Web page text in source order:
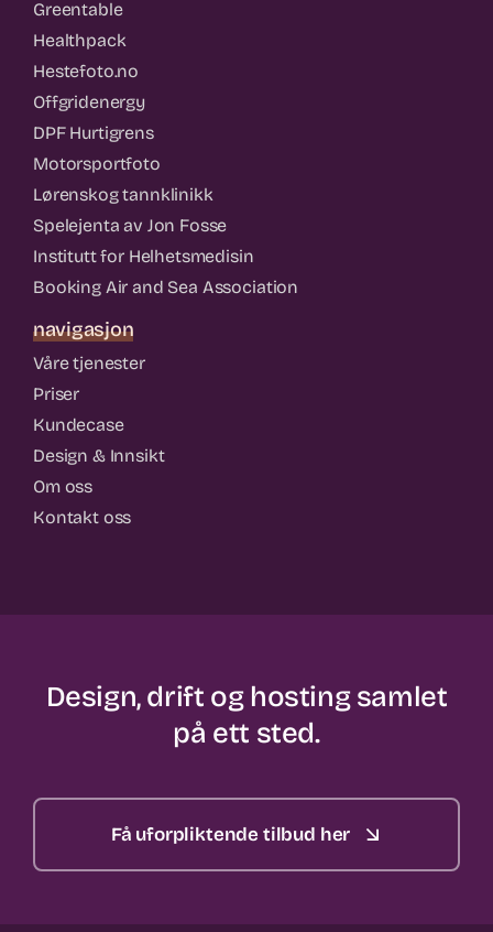
Greentable
Healthpack
Hestefoto.no
Offgridenergy
DPF Hurtigrens
Motorsportfoto
Lørenskog tannklinikk
Spelejenta av Jon Fosse
Institutt for Helhetsmedisin
Booking Air and Sea Association
navigasjon
Våre tjenester
Priser
Kundecase
Design & Innsikt
Om oss
Kontakt oss
Design, drift og hosting samlet
på ett sted.
Få uforpliktende tilbud her